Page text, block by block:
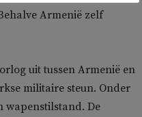
Armenië zelf
uit tussen Armenië en
militaire steun. Onder
wapenstilstand. De